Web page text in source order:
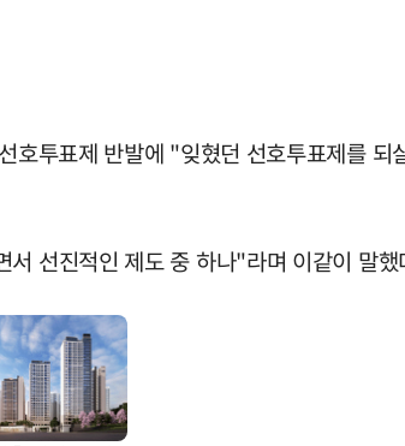
투표제 반발에 "잊혔던 선호투표제를
선진적인 제도 중 하나"라며 이같이 말했